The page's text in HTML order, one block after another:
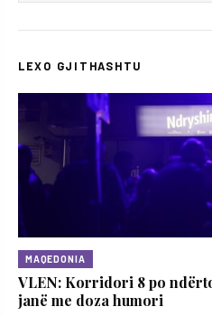
LEXO GJITHASHTU
MAQEDONIA
VLEN: Korridori 8 po
janë me doza ​humori